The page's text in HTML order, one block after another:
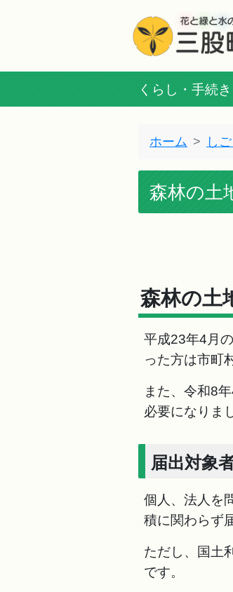
くらし・手続き
ホーム し
森林の土
森林の土
平成23年4月
った方は市町
また、令和8
必要になりま
届出対象
個人、法人を
積に関わらず
ただし、国土
です。